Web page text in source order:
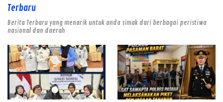
Terbaru
Berita Terbaru yang menarik untuk anda simak dari berbagai peristiwa
nasional dan daerah